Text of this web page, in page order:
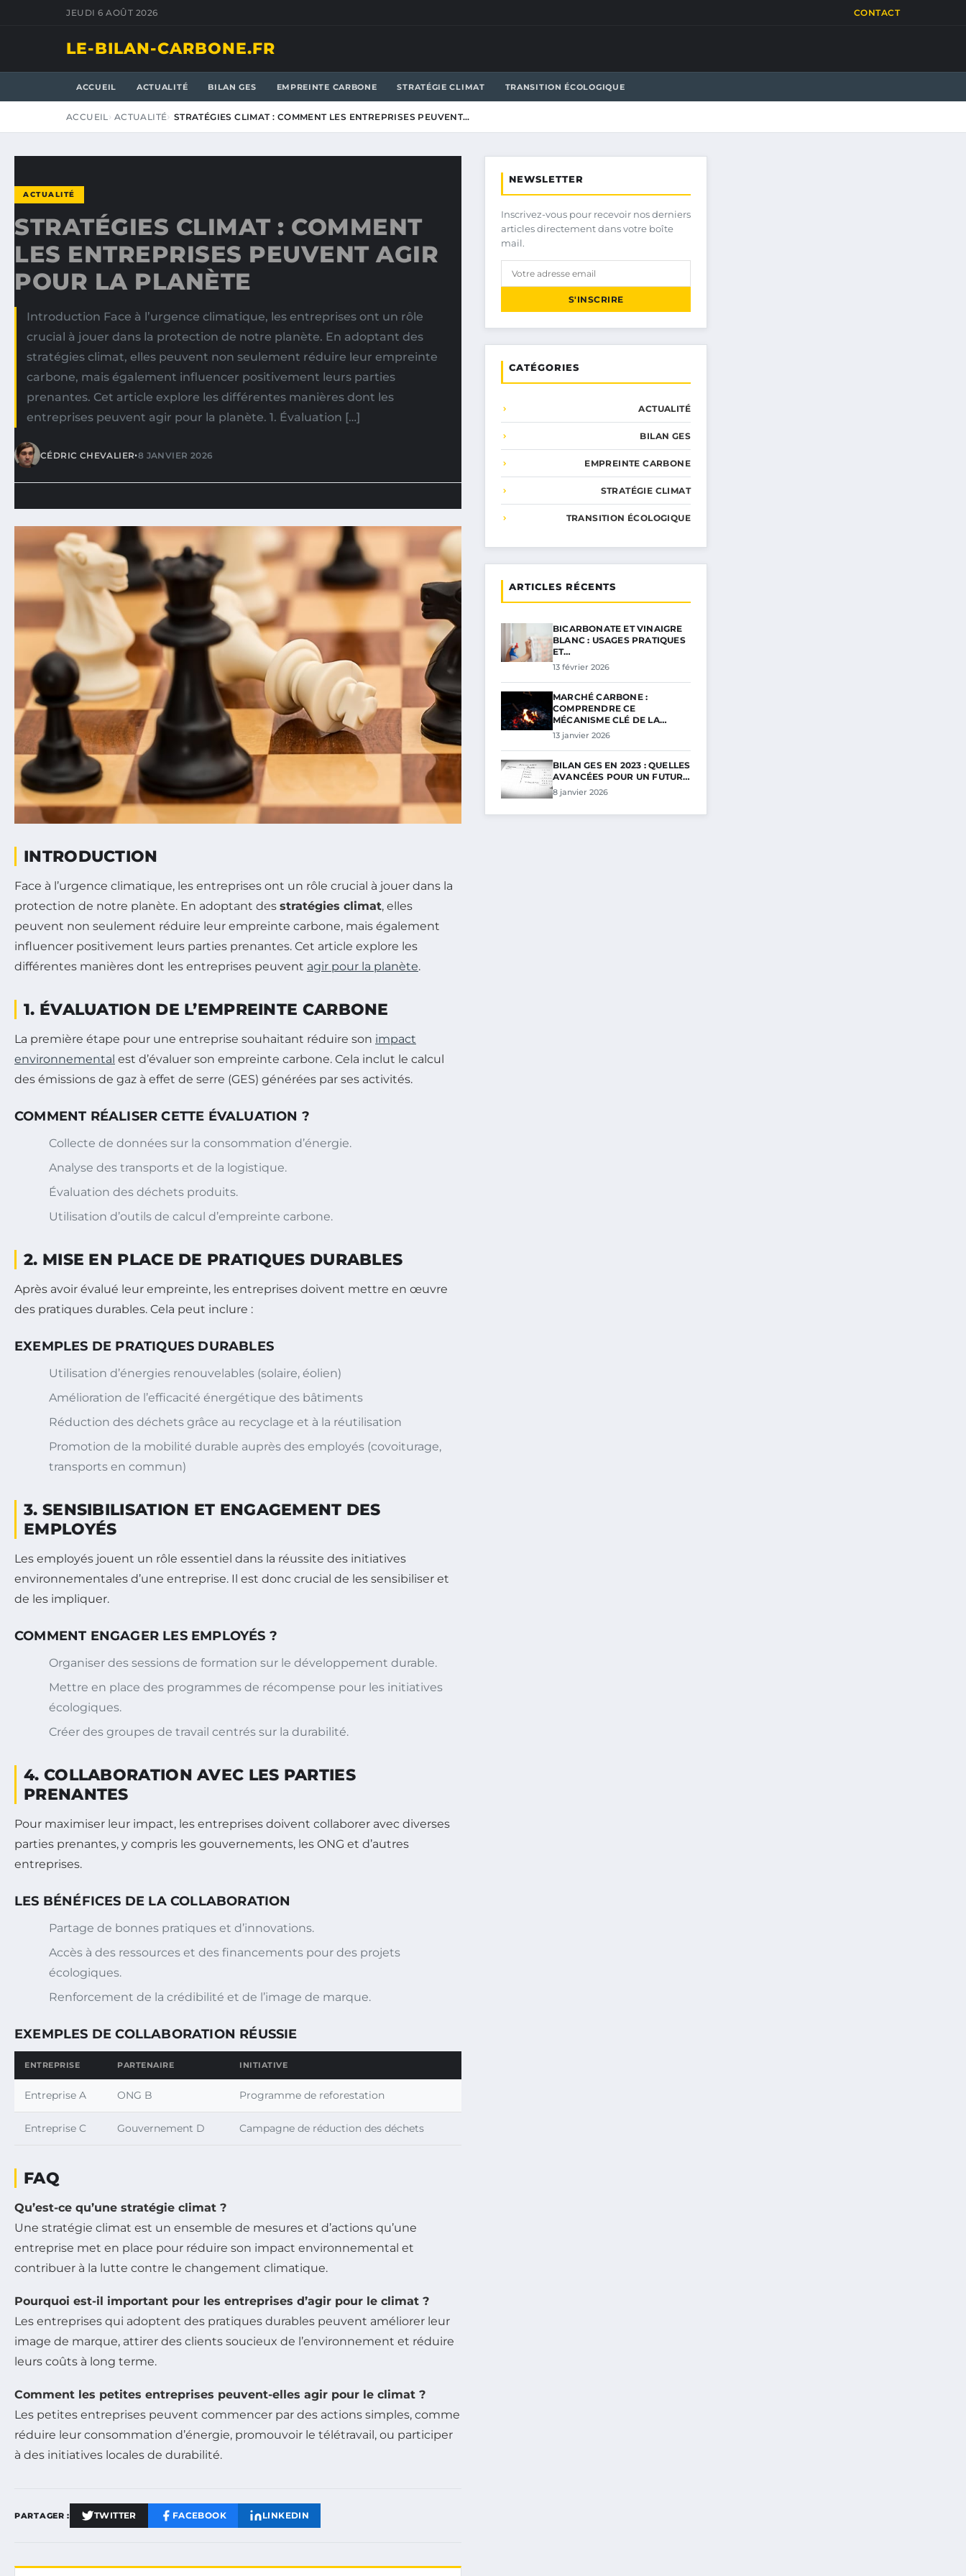
JEUDI 6 AOÛT 2026 CONTACT
LE-BILAN-CARBONE.FR
ACCUEIL ACTUALITÉ BILAN GES EMPREINTE CARBONE STRATÉGIE CLIMAT TRANSITION ÉCOLOGIQUE
ACCUEIL ACTUALITÉ STRATÉGIES CLIMAT : COMMENT LES ENTREPRISES PEUVENT…
ACTUALITÉ
STRATÉGIES CLIMAT : COMMENT
LES ENTREPRISES PEUVENT AGIR
POUR LA PLANÈTE
Introduction Face à l’urgence climatique, les entreprises ont un rôle
crucial à jouer dans la protection de notre planète. En adoptant des
stratégies climat, elles peuvent non seulement réduire leur empreinte
carbone, mais également influencer positivement leurs parties
prenantes. Cet article explore les différentes manières dont les
entreprises peuvent agir pour la planète. 1. Évaluation […]
CÉDRIC CHEVALIER•8 JANVIER 2026
INTRODUCTION
Face à l’urgence climatique, les entreprises ont un rôle crucial à jouer dans la
protection de notre planète. En adoptant des stratégies climat, elles
peuvent non seulement réduire leur empreinte carbone, mais également
influencer positivement leurs parties prenantes. Cet article explore les
différentes manières dont les entreprises peuvent agir pour la planète.
1. ÉVALUATION DE L’EMPREINTE CARBONE
La première étape pour une entreprise souhaitant réduire son impact
environnemental est d’évaluer son empreinte carbone. Cela inclut le calcul
des émissions de gaz à effet de serre (GES) générées par ses activités.
COMMENT RÉALISER CETTE ÉVALUATION ?
Collecte de données sur la consommation d’énergie.
Analyse des transports et de la logistique.
Évaluation des déchets produits.
Utilisation d’outils de calcul d’empreinte carbone.
2. MISE EN PLACE DE PRATIQUES DURABLES
Après avoir évalué leur empreinte, les entreprises doivent mettre en œuvre
des pratiques durables. Cela peut inclure :
EXEMPLES DE PRATIQUES DURABLES
Utilisation d’énergies renouvelables (solaire, éolien)
Amélioration de l’efficacité énergétique des bâtiments
Réduction des déchets grâce au recyclage et à la réutilisation
Promotion de la mobilité durable auprès des employés (covoiturage,
transports en commun)
3. SENSIBILISATION ET ENGAGEMENT DES
EMPLOYÉS
Les employés jouent un rôle essentiel dans la réussite des initiatives
environnementales d’une entreprise. Il est donc crucial de les sensibiliser et
de les impliquer.
COMMENT ENGAGER LES EMPLOYÉS ?
Organiser des sessions de formation sur le développement durable.
Mettre en place des programmes de récompense pour les initiatives
écologiques.
Créer des groupes de travail centrés sur la durabilité.
4. COLLABORATION AVEC LES PARTIES
PRENANTES
Pour maximiser leur impact, les entreprises doivent collaborer avec diverses
parties prenantes, y compris les gouvernements, les ONG et d’autres
entreprises.
LES BÉNÉFICES DE LA COLLABORATION
Partage de bonnes pratiques et d’innovations.
Accès à des ressources et des financements pour des projets
écologiques.
Renforcement de la crédibilité et de l’image de marque.
EXEMPLES DE COLLABORATION RÉUSSIE
ENTREPRISE PARTENAIRE INITIATIVE
Entreprise A ONG B Programme de reforestation
Entreprise C Gouvernement D Campagne de réduction des déchets
FAQ
Qu’est-ce qu’une stratégie climat ?
Une stratégie climat est un ensemble de mesures et d’actions qu’une
entreprise met en place pour réduire son impact environnemental et
contribuer à la lutte contre le changement climatique.
Pourquoi est-il important pour les entreprises d’agir pour le climat ?
Les entreprises qui adoptent des pratiques durables peuvent améliorer leur
image de marque, attirer des clients soucieux de l’environnement et réduire
leurs coûts à long terme.
Comment les petites entreprises peuvent-elles agir pour le climat ?
Les petites entreprises peuvent commencer par des actions simples, comme
réduire leur consommation d’énergie, promouvoir le télétravail, ou participer
à des initiatives locales de durabilité.
PARTAGER : TWITTER FACEBOOK LINKEDIN
NEWSLETTER
Inscrivez-vous pour recevoir nos derniers
articles directement dans votre boîte
mail.
S'INSCRIRE
CATÉGORIES
ACTUALITÉ
BILAN GES
EMPREINTE CARBONE
STRATÉGIE CLIMAT
TRANSITION ÉCOLOGIQUE
ARTICLES RÉCENTS
BICARBONATE ET VINAIGRE
BLANC : USAGES PRATIQUES
ET…
13 février 2026
MARCHÉ CARBONE :
COMPRENDRE CE
MÉCANISME CLÉ DE LA…
13 janvier 2026
BILAN GES EN 2023 : QUELLES
AVANCÉES POUR UN FUTUR…
8 janvier 2026